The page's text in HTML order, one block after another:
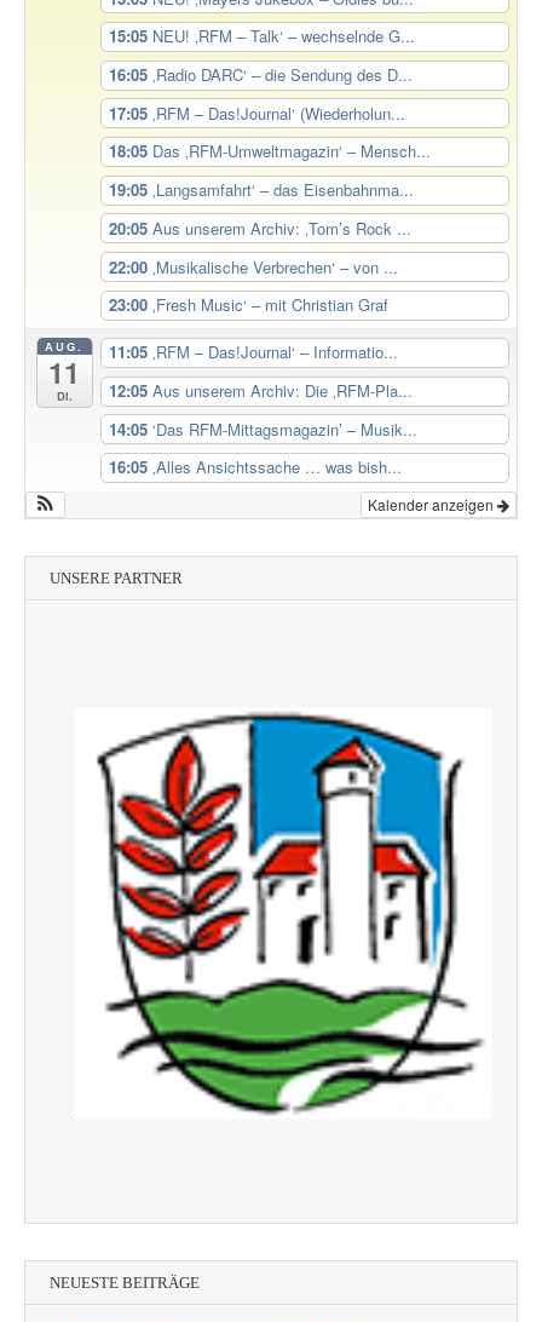
15:05 NEU! ‚RFM – Talk‘ – wechselnde G...
16:05 ‚Radio DARC‘ – die Sendung des D...
17:05 ‚RFM – Das!Journal‘ (Wiederholun...
18:05 Das ‚RFM-Umweltmagazin‘ – Mensch...
19:05 ‚Langsamfahrt‘ – das Eisenbahnma...
20:05 Aus unserem Archiv: ‚Tom’s Rock ...
22:00 ‚Musikalische Verbrechen‘ – von ...
23:00 ‚Fresh Music‘ – mit Christian Graf
AUG.
11
Di.
11:05 ‚RFM – Das!Journal‘ – Informatio...
12:05 Aus unserem Archiv: Die ‚RFM-Pla...
14:05 ‘Das RFM-Mittagsmagazin’ – Musik...
16:05 ‚Alles Ansichtssache … was bish...
Kalender anzeigen
UNSERE PARTNER
NEUESTE BEITRÄGE